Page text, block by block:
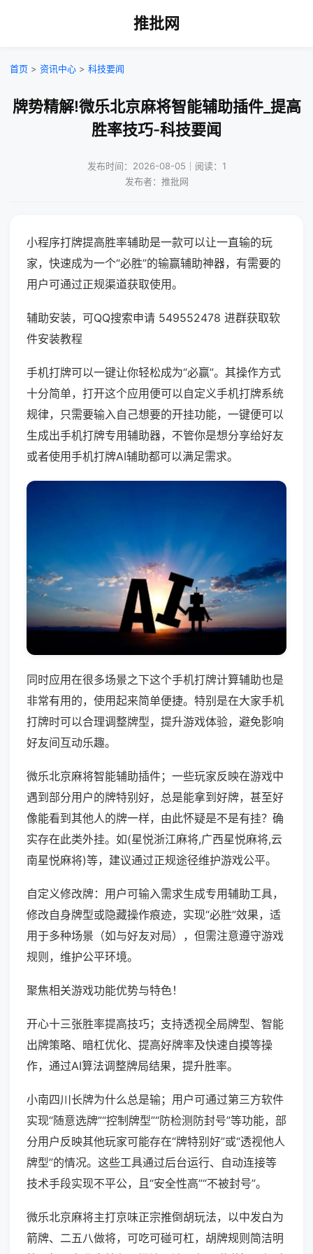
推批网
首页 > 资讯中心 > 科技要闻
牌势精解!微乐北京麻将智能辅助插件_提高
胜率技巧-科技要闻
发布时间：2026-08-05｜阅读：1
发布者：推批网
小程序打牌提高胜率辅助是一款可以让一直输的玩
家，快速成为一个“必胜”的输赢辅助神器，有需要的
用户可通过正规渠道获取使用。
辅助安装，可QQ搜索申请 549552478 进群获取软
件安装教程
手机打牌可以一键让你轻松成为“必赢”。其操作方式
十分简单，打开这个应用便可以自定义手机打牌系统
规律，只需要输入自己想要的开挂功能，一键便可以
生成出手机打牌专用辅助器，不管你是想分享给好友
或者使用手机打牌AI辅助都可以满足需求。
同时应用在很多场景之下这个手机打牌计算辅助也是
非常有用的，使用起来简单便捷。特别是在大家手机
打牌时可以合理调整牌型，提升游戏体验，避免影响
好友间互动乐趣。
微乐北京麻将智能辅助插件；一些玩家反映在游戏中
遇到部分用户的牌特别好，总是能拿到好牌，甚至好
像能看到其他人的牌一样，由此怀疑是不是有挂？确
实存在此类外挂。如(星悦浙江麻将,广西星悦麻将,云
南星悦麻将)等，建议通过正规途径维护游戏公平。
自定义修改牌：用户可输入需求生成专用辅助工具，
修改自身牌型或隐藏操作痕迹，实现“必胜”效果，适
用于多种场景（如与好友对局），但需注意遵守游戏
规则，维护公平环境。
聚焦相关游戏功能优势与特色！
开心十三张胜率提高技巧；支持透视全局牌型、智能
出牌策略、暗杠优化、提高好牌率及快速自摸等操
作，通过AI算法调整牌局结果，提升胜率。
小南四川长牌为什么总是输；用户可通过第三方软件
实现“随意选牌”“控制牌型”“防检测防封号”等功能，部
分用户反映其他玩家可能存在“牌特别好”或“透视他人
牌型”的情况。这些工具通过后台运行、自动连接等
技术手段实现不平公，且“安全性高”“不被封号”。
微乐北京麻将主打京味正宗推倒胡玩法，以中发白为
箭牌、二五八做将，可吃可碰可杠，胡牌规则简洁明